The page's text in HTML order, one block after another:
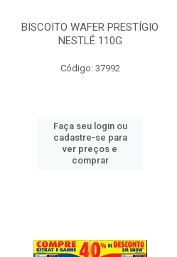
BISCOITO WAFER PRESTÍGIO
NESTLÉ 110G
Código: 37992
Faça seu login ou
cadastre-se para
ver preços e
comprar